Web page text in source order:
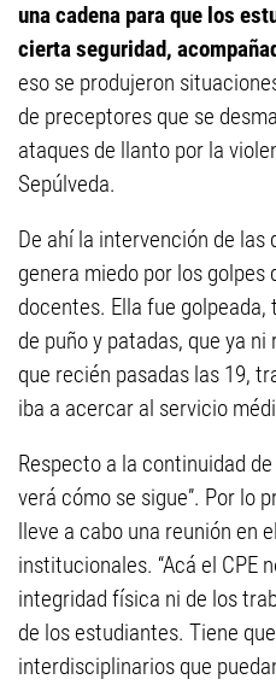
una cadena para que los
cierta seguridad,
eso se produjeron
de preceptores que se
ataques de llanto por la
Sepúlveda.
De ahí la intervención de las
genera miedo por los golpes
docentes. Ella fue
de puño y patadas, que ya
que recién pasadas las 19,
iba a acercar al servicio
Respecto a la continuidad
verá cómo se sigue”. Por lo
lleve a cabo una reunión en
institucionales. “Acá el CPE
integridad física ni de los
de los estudiantes. Tiene
interdisciplinarios que